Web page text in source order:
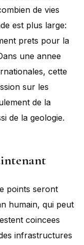
de vies
est plus large:
prets pour la
une annee
cette
sur les
de la
de la geologie.
points seront
humain, qui peut
coincees
infrastructures